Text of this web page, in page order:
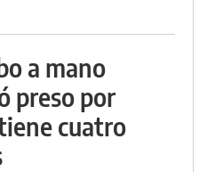
a mano
preso por
cuatro